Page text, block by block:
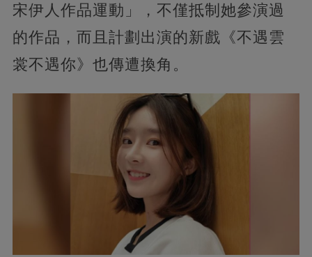
宋伊人作品運動」，不僅抵制她參演過
的作品，而且計劃出演的新戲《不遇雲
裳不遇你》也傳遭換角。